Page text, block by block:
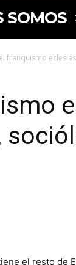
SOMOS
franquismo
el resto de